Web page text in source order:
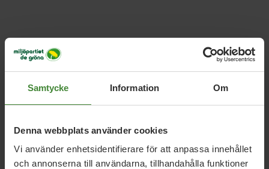
Samtycke Information Om
Denna webbplats använder cookies
Vi använder enhetsidentifierare för att anpassa innehållet
och annonserna till användarna, tillhandahålla funktioner
Relaterade nyheter
Fridolins lista: Här är allt genusflum som
jag älskar